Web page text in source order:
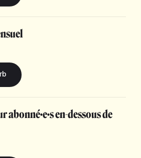
en-dessous de